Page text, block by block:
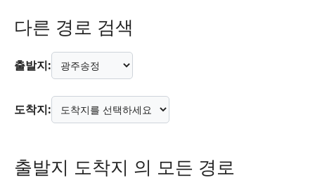
다른 경로 검색
출발지:
도착지:
출발지 도착지 의 모든 경로